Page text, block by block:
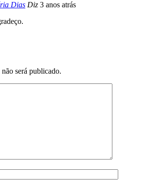
Dias Diz 3 anos atrás
será publicado.